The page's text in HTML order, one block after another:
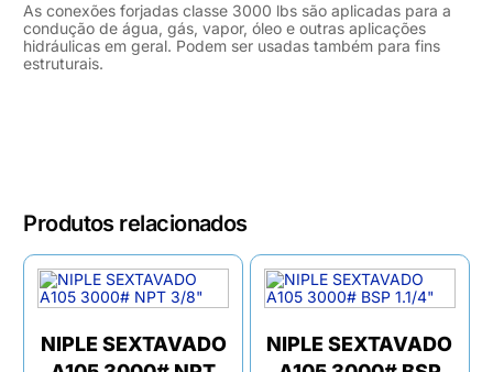
As conexões forjadas classe 3000 lbs são aplicadas para a
condução de água, gás, vapor, óleo e outras aplicações
hidráulicas em geral. Podem ser usadas também para fins
estruturais.
Produtos relacionados
NIPLE SEXTAVADO
NIPLE SEXTAVADO